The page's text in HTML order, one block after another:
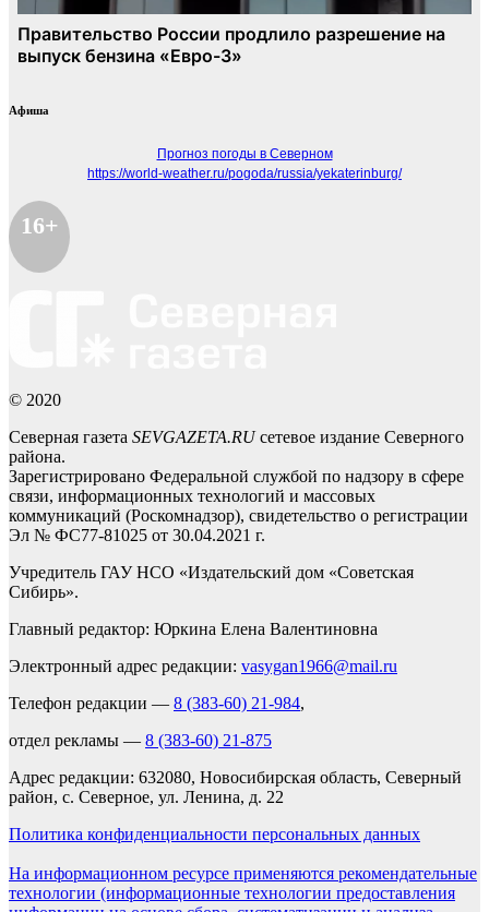
Афиша
Прогноз погоды в Северном
https://world-weather.ru/pogoda/russia/yekaterinburg/
16+
© 2020
Северная газета SEVGAZETA.RUсетевое издание Северного
района.
Зарегистрировано Федеральной службой по надзору в сфере
связи, информационных технологий и массовых
коммуникаций (Роскомнадзор), свидетельство о регистрации
Эл № ФС77-81025 от 30.04.2021 г.
Учредитель ГАУ НСО «Издательский дом «Советская
Сибирь».
Главный редактор: Юркина Елена Валентиновна
Электронный адрес редакции: vasygan1966@mail.ru
Телефон редакции — 8 (383-60) 21-984,
отдел рекламы — 8 (383-60) 21-875
Адрес редакции: 632080, Новосибирская область, Северный
район, с. Северное, ул. Ленина, д. 22
Политика конфиденциальности персональных данных
На информационном ресурсе применяются рекомендательные
технологии (информационные технологии предоставления